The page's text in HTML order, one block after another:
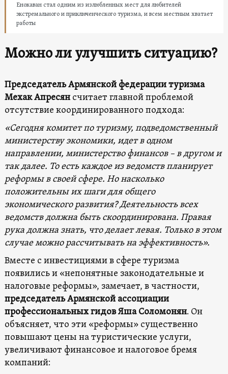
Енокаван стал одним из излюбленных мест для любителей
экстремального и приключенческого туризма, и всем местным хватает
работы
Можно ли улучшить ситуацию?
Председатель Армянской федерации туризма
Мехак Апресянсчитает главной проблемой
отсутствие координированного подхода:
«Сегодня комитет по туризму, подведомственный
министерству экономики, идет в одном
направлении, министерство финансов – в другом и
так далее. То есть каждое из ведомств планирует
реформы в своей сфере. Но насколько
положительны их шаги для общего
экономического развития? Деятельность всех
ведомств должна быть скоординирована. Правая
рука должна знать, что делает левая. Только в этом
случае можно рассчитывать на эффективность».
Вместе с инвестициями в сфере туризма
появились и «непонятные законодательные и
налоговые реформы», замечает, в частности,
председатель Армянской ассоциации
профессиональных гидов Яша Соломонян. Он
объясняет, что эти «реформы» существенно
повышают цены на туристические услуги,
увеличивают финансовое и налоговое бремя
компаний: